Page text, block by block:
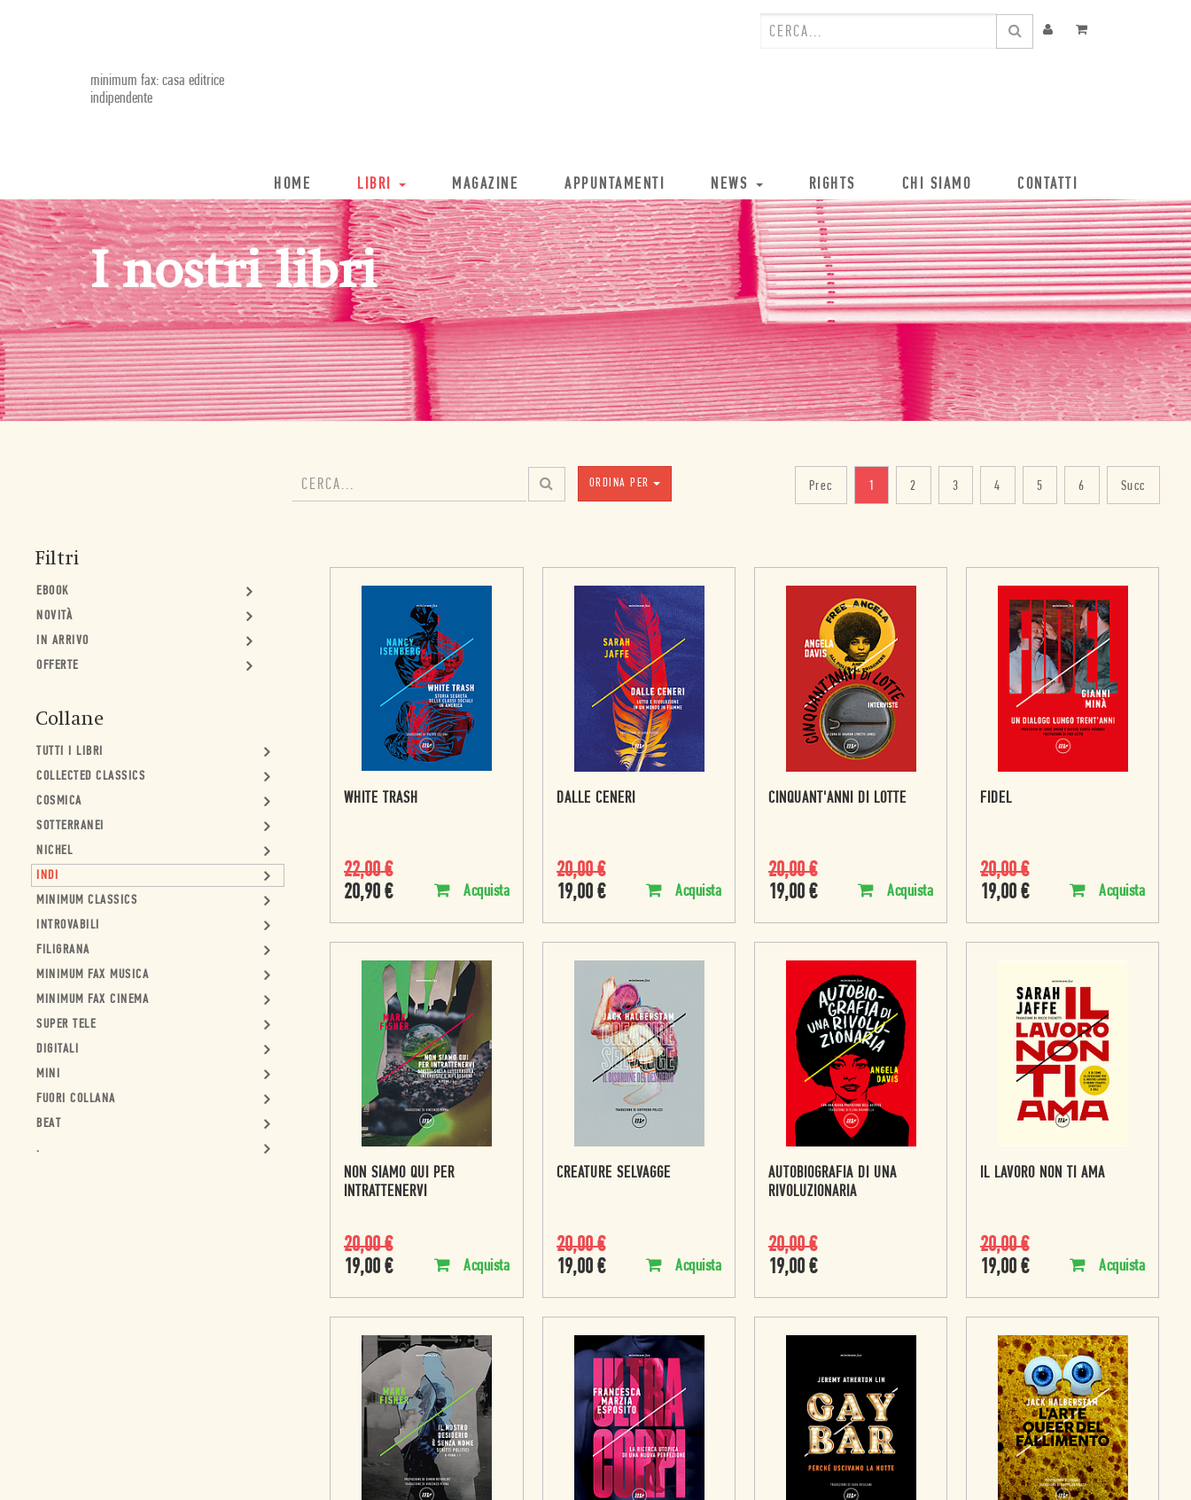
minimum fax: casa editrice
indipendente
HOME LIBRI MAGAZINE APPUNTAMENTI NEWS RIGHTS CHI SIAMO CONTATTI
I nostri libri
Prec 1 2 3 4 5 6 Succ
ORDINA PER
Filtri
EBOOK
NOVITÀ
IN ARRIVO
OFFERTE
Collane
TUTTI I LIBRI
COLLECTED CLASSICS
COSMICA
SOTTERRANEI
NICHEL
INDI
MINIMUM CLASSICS
INTROVABILI
FILIGRANA
MINIMUM FAX MUSICA
MINIMUM FAX CINEMA
SUPER TELE
DIGITALI
MINI
FUORI COLLANA
BEAT
.
WHITE TRASH
22,00€
20,90 € Acquista
DALLE CENERI
20,00€
19,00 € Acquista
CINQUANT'ANNI DI LOTTE
20,00€
19,00 € Acquista
FIDEL
20,00€
19,00 € Acquista
NON SIAMO QUI PER
INTRATTENERVI
20,00€
19,00 € Acquista
CREATURE SELVAGGE
20,00€
19,00 € Acquista
AUTOBIOGRAFIA DI UNA
RIVOLUZIONARIA
20,00€
19,00 €
IL LAVORO NON TI AMA
20,00€
19,00 € Acquista